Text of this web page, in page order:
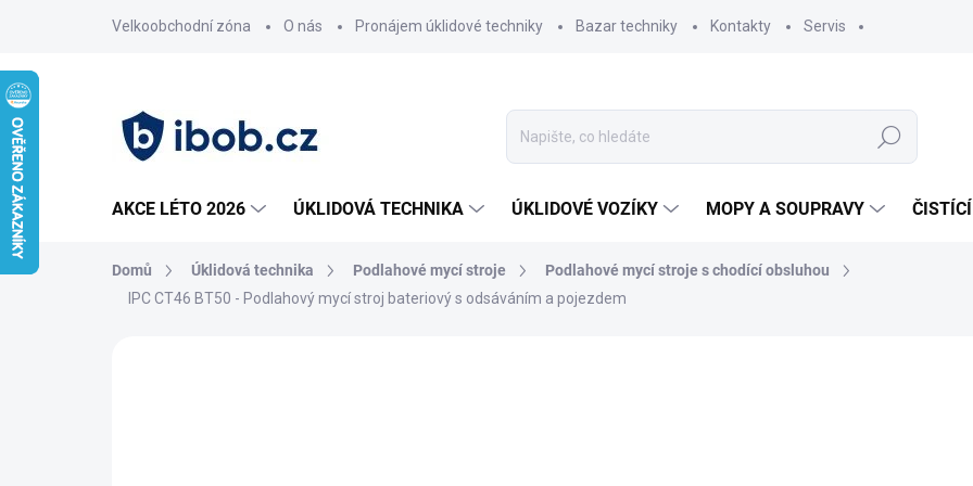
Velkoobchodní zóna O nás Pronájem úklidové techniky Bazar techniky Kontakty Servis
Hledat
AKCE LÉTO 2026 ÚKLIDOVÁ TECHNIKA ÚKLIDOVÉ VOZÍKY MOPY A SOUPRAVY
Domů Úklidová technika Podlahové mycí stroje
Podlahové mycí stroje s chodící obsluhou
IPC CT46 BT50 - Podlahový mycí stroj bateriový s odsáváním a pojezdem